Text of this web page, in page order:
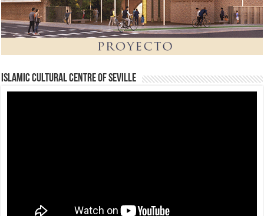
Islamic Cultural Centre of Seville